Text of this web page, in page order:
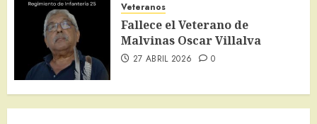
Veteranos
Fallece el Veterano de
Malvinas Oscar Villalva
27 ABRIL 2026 0